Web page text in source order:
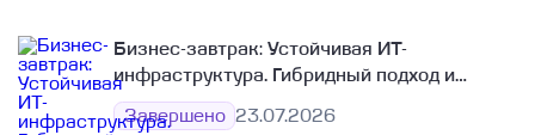
Бизнес-завтрак: Устойчивая ИТ-
инфраструктура. Гибридный подход и
лучшие практики
Завершено 23.07.2026